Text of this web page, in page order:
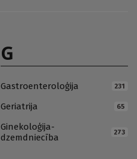
G
Gastroenteroloģija 231
Geriatrija 65
Ginekoloģija-
dzemdniecība
273